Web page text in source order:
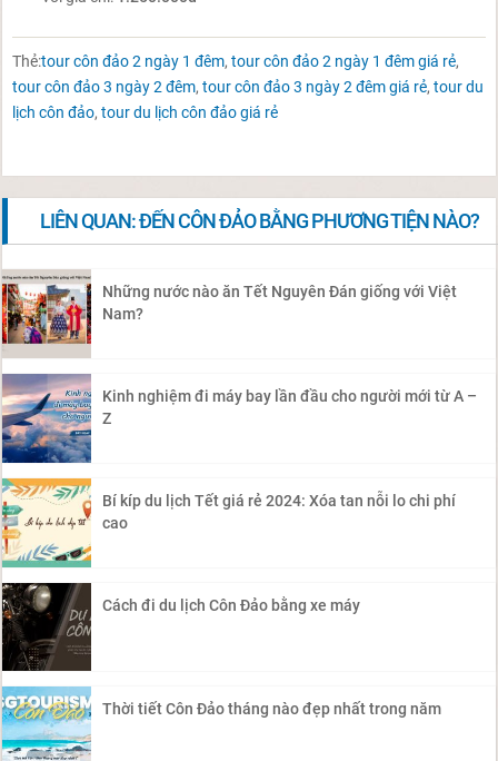
Thẻ:tour côn đảo 2 ngày 1 đêm,tour côn đảo 2 ngày 1 đêm giá rẻ,
tour côn đảo 3 ngày 2 đêm,tour côn đảo 3 ngày 2 đêm giá rẻ,tour du
lịch côn đảo,tour du lịch côn đảo giá rẻ
LIÊN QUAN: ĐẾN CÔN ĐẢO BẰNG PHƯƠNG TIỆN NÀO?
Những nước nào ăn Tết Nguyên Đán giống với Việt
Nam?
Kinh nghiệm đi máy bay lần đầu cho người mới từ A –
Z
Bí kíp du lịch Tết giá rẻ 2024: Xóa tan nỗi lo chi phí
cao
Cách đi du lịch Côn Đảo bằng xe máy
Thời tiết Côn Đảo tháng nào đẹp nhất trong năm